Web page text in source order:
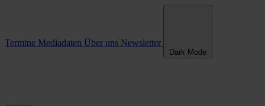
Termine Mediadaten Über uns Newsletter
Dark Mode